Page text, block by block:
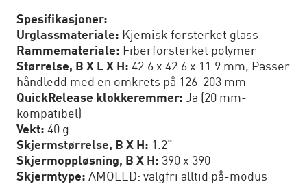
Spesifikasjoner:
Urglassmateriale: Kjemisk forsterket glass
Rammemateriale: Fiberforsterket polymer
Størrelse, B X L X H: 42.6 x 42.6 x 11.9 mm, Passer
håndledd med en omkrets på 126-203 mm
QuickRelease klokkeremmer: Ja (20 mm-
kompatibel)
Vekt: 40 g
Skjermstørrelse, B X H: 1.2”
Skjermoppløsning, B X H: 390 x 390
Skjermtype: AMOLED: valgfri alltid på-modus